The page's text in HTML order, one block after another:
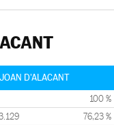
D'ALACANT
100 %
76,23 %